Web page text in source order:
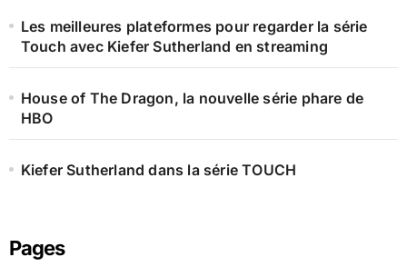
Les meilleures plateformes pour regarder la série
Touch avec Kiefer Sutherland en streaming
House of The Dragon, la nouvelle série phare de
HBO
Kiefer Sutherland dans la série TOUCH
Pages